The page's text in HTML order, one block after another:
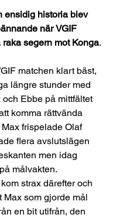
ensidig historia blev
när VGIF
raka segern mot Konga.
matchen klart bäst,
längre stunder med
Ebbe på mittfältet
komma rättvända
frispelade Olaf
flera avslutslägen
men idag
målvakten.
strax därefter och
Max som gjorde mål
en bit utifrån, den